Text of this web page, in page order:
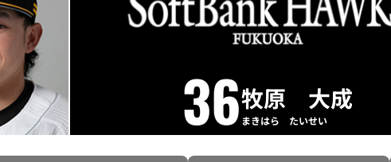
36牧原 大成
まきはら たいせい